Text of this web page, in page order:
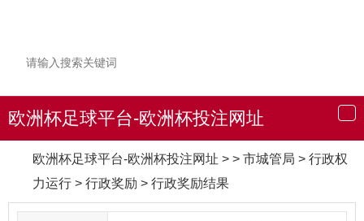
导
航
欧洲杯足球平台-欧洲杯投注网址
欧洲杯足球平台-欧洲杯投注网址 > > 市城管局 > 行政权
力运行 > 行政奖励 > 行政奖励结果